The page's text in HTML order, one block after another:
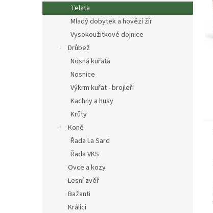
n
e
Telata
Mladý dobytek a hovězí žír
Vysokoužitkové dojnice
Drůbež
Nosná kuřata
Nosnice
Výkrm kuřat - brojleři
Kachny a husy
Krůty
Koně
Řada La Sard
Řada VKS
Ovce a kozy
Lesní zvěř
Bažanti
Králíci